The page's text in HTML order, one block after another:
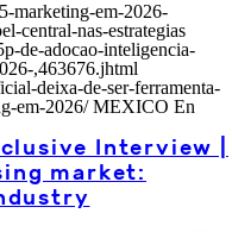
marketing-em-2026-
central-nas-estrategias
de-adocao-inteligencia-
,463676.jhtml
deixa-de-ser-ferramenta-
em-2026/ MEXICO En
Interview |
market: